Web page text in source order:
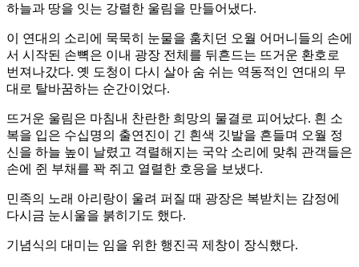
하늘과 땅을 잇는 강렬한 울림을 만들어냈다.
이 연대의 소리에 묵묵히 눈물을 훔치던 오월 어머니들의 손에
서 시작된 손뼉은 이내 광장 전체를 뒤흔드는 뜨거운 환호로
번져나갔다. 옛 도청이 다시 살아 숨 쉬는 역동적인 연대의 무
대로 탈바꿈하는 순간이었다.
뜨거운 울림은 마침내 찬란한 희망의 물결로 피어났다. 흰 소
복을 입은 수십명의 출연진이 긴 흰색 깃발을 흔들며 오월 정
신을 하늘 높이 날렸고 격렬해지는 국악 소리에 맞춰 관객들은
손에 쥔 부채를 꽉 쥐고 열렬한 호응을 보냈다.
민족의 노래 아리랑이 울려 퍼질 때 광장은 복받치는 감정에
다시금 눈시울을 붉히기도 했다.
기념식의 대미는 임을 위한 행진곡 제창이 장식했다.